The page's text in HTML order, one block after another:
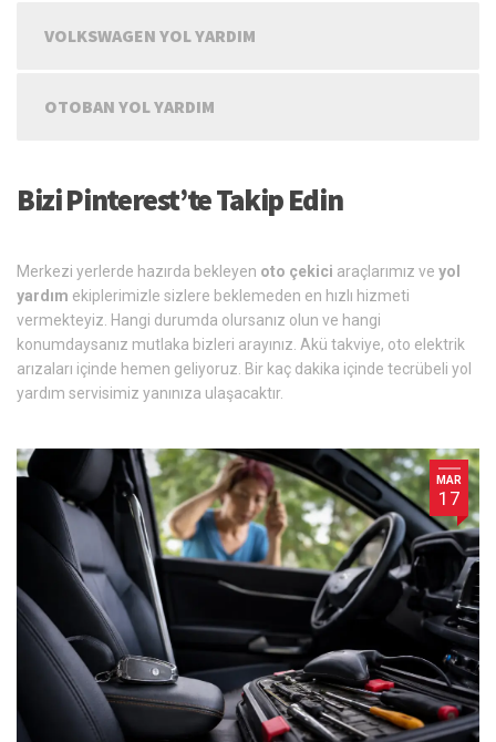
VOLKSWAGEN YOL YARDIM
OTOBAN YOL YARDIM
Bizi Pinterest’te Takip Edin
Merkezi yerlerde hazırda bekleyen oto çekici araçlarımız ve yol
yardım ekiplerimizle sizlere beklemeden en hızlı hizmeti
vermekteyiz. Hangi durumda olursanız olun ve hangi
konumdaysanız mutlaka bizleri arayınız. Akü takviye, oto elektrik
arızaları içinde hemen geliyoruz. Bir kaç dakika içinde tecrübeli yol
yardım servisimiz yanınıza ulaşacaktır.
MAR
17